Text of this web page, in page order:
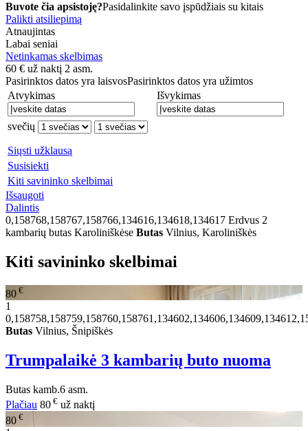
Buvote čia apsistoję?Pasidalinkite savo įspūdžiais su kitais
Palikti atsiliepimą
Atnaujintas
Labai seniai
Netinkamas skelbimas
60 € už naktį 2 asm.
Pasirinktos datos yra laisvosPasirinktos datos yra užimtos
Atvykimas
Išvykimas
svečių
Siųsti užklausą
Susisiekti
Kiti savininko skelbimai
Išsaugoti
Dalintis
0,158768,158767,158766,134616,134618,134617 Erdvus 2
kambarių butas Karoliniškėse Butas Vilnius, Karoliniškės
Kiti savininko skelbimai
80 €
1
Butas Vilnius, Šnipiškės
Trumpalaikė 3 kambarių buto nuoma
Butas kamb.6 asm.
Plačiau 80 € už naktį
80 €